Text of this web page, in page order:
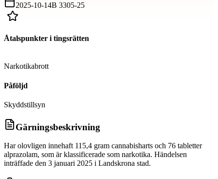
2025-10-14B 3305-25
Åtalspunkter i tingsrätten
Narkotikabrott
Påföljd
Skyddstillsyn
Gärningsbeskrivning
Har olovligen innehaft 115,4 gram cannabisharts och 76 tabletter
alprazolam, som är klassificerade som narkotika. Händelsen
inträffade den 3 januari 2025 i Landskrona stad.